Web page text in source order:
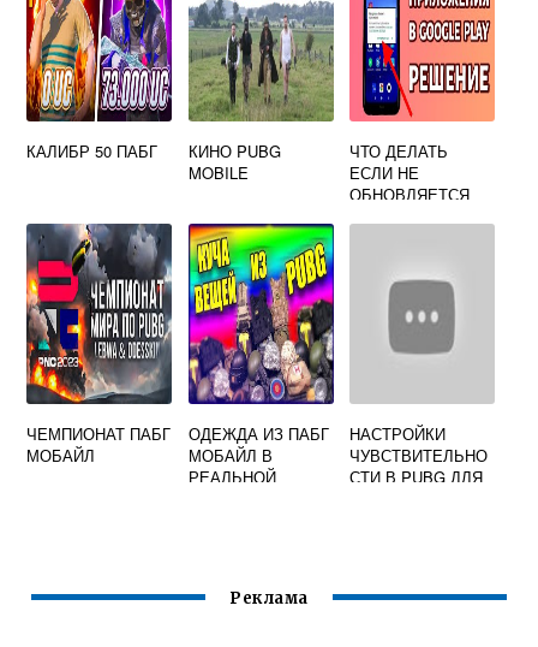
КАЛИБР 50 ПАБГ
КИНО PUBG
MOBILE
ЧТО ДЕЛАТЬ
ЕСЛИ НЕ
ОБНОВЛЯЕТСЯ
ЧЕМПИОНАТ ПАБГ
МОБАЙЛ
ОДЕЖДА ИЗ ПАБГ
МОБАЙЛ В
РЕАЛЬНОЙ
НАСТРОЙКИ
ЧУВСТВИТЕЛЬНО
СТИ В PUBG ДЛЯ
Реклама